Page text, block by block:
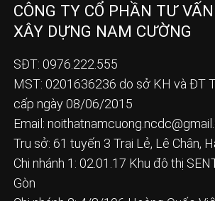
CÔNG TY CỔ PHẦN TƯ
XÂY DỰNG NAM CƯỜNG
SĐT: 0976.222.555
MST: 0201636236 do sở KH và ĐT
cấp ngày 08/06/2015
Email:
Trụ sở: 61 tuyến 3 Trại Lẻ, Lê Chân,
Chi nhánh 1: 02.01.17 Khu đô thị
Gòn